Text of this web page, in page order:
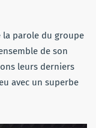
la parole du groupe
de son
leurs derniers
avec un superbe